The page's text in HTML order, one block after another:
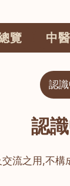
覽 中
認
認
流之用,不